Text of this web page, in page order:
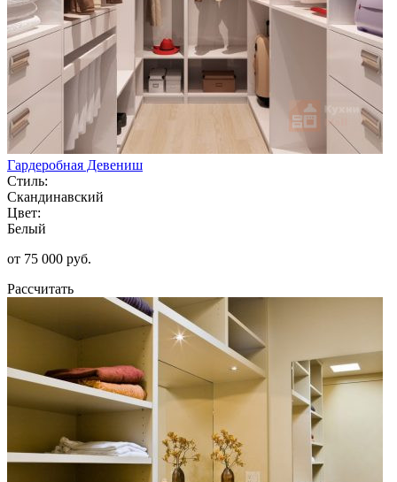
Гардеробная Девениш
Стиль:
Скандинавский
Цвет:
Белый
от 75 000 руб.
Рассчитать